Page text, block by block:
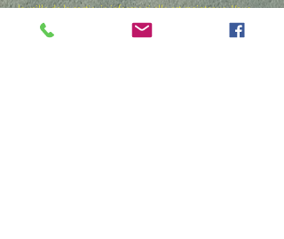
la veille de la sortie, je informe si elle est maintenue. Vous
réglez alors en ligne avant la sortie sur
la Ptit' boutic'